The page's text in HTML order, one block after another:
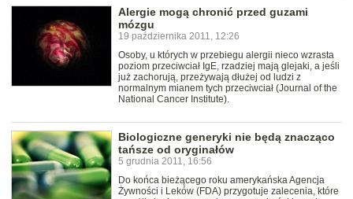
Alergie mogą chronić przed guzami
mózgu
19 października 2011, 12:26
Osoby, u których w przebiegu alergii nieco wzrasta
poziom przeciwciał IgE, rzadziej mają glejaki, a jeśli
już zachorują, przeżywają dłużej od ludzi z
normalnym mianem tych przeciwciał (Journal of the
National Cancer Institute).
Biologiczne generyki nie będą znacząco
tańsze od oryginałów
5 grudnia 2011, 16:56
Do końca bieżącego roku amerykańska Agencja
Żywności i Leków (FDA) przygotuje zalecenia, które